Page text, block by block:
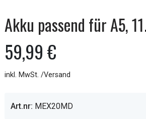
Akku passend für A5,
59,99 €
inkl. MwSt. /Versand
Art.nr: MEX20MD